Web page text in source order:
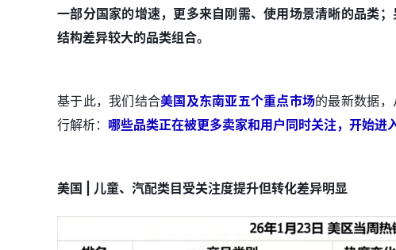
一部分国家的增速，更多来自刚需、使用场景清晰的品类
结构差异较大的品类组合。
基于此，我们结合美国及东南亚五个重点市场的最新数据，
行解析： 哪些品类正在被更多卖家和用户同时关注，开始进
美国 | 儿童、汽配类目受关注度提升但转化差异明显